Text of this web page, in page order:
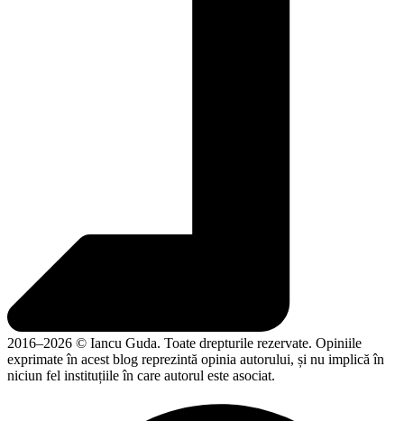
2016–2026 © Iancu Guda. Toate drepturile rezervate. Opiniile
exprimate în acest blog reprezintă opinia autorului, și nu implică în
niciun fel instituțiile în care autorul este asociat.